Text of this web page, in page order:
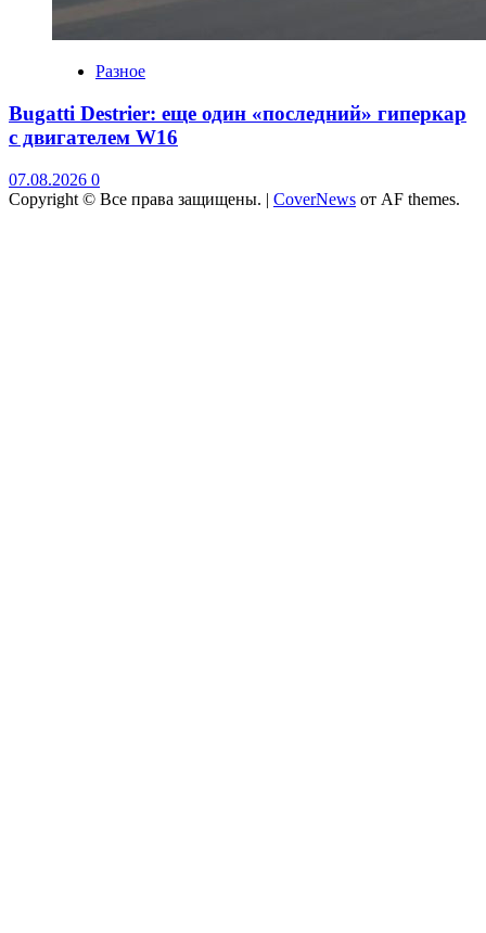
Разное
Bugatti Destrier: еще один «последний» гиперкар
с двигателем W16
07.08.2026 0
Copyright © Все права защищены. | CoverNews от AF themes.